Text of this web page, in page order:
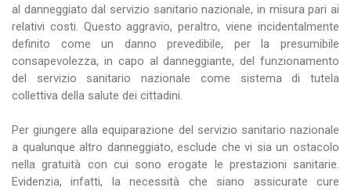
al danneggiato dal servizio sanitario nazionale, in misura pari ai
relativi costi. Questo aggravio, peraltro, viene incidentalmente
definito come un danno prevedibile, per la presumibile
consapevolezza, in capo al danneggiante, del funzionamento
del servizio sanitario nazionale come sistema di tutela
collettiva della salute dei cittadini.
Per giungere alla equiparazione del servizio sanitario nazionale
a qualunque altro danneggiato, esclude che vi sia un ostacolo
nella gratuità con cui sono erogate le prestazioni sanitarie.
Evidenzia, infatti, la necessità che siano assicurate cure